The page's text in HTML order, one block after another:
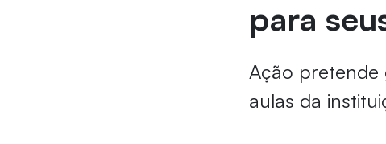
para
Ação pretende
aulas da